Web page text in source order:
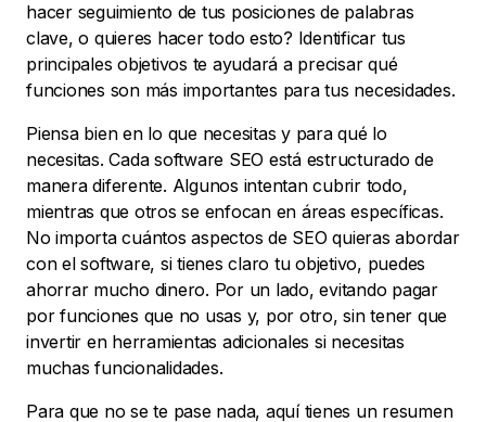
hacer seguimiento de tus posiciones de palabras
clave, o quieres hacer todo esto? Identificar tus
principales objetivos te ayudará a precisar qué
funciones son más importantes para tus necesidades.
Piensa bien en lo que necesitas y para qué lo
necesitas. Cada software SEO está estructurado de
manera diferente. Algunos intentan cubrir todo,
mientras que otros se enfocan en áreas específicas.
No importa cuántos aspectos de SEO quieras abordar
con el software, si tienes claro tu objetivo, puedes
ahorrar mucho dinero. Por un lado, evitando pagar
por funciones que no usas y, por otro, sin tener que
invertir en herramientas adicionales si necesitas
muchas funcionalidades.
Para que no se te pase nada, aquí tienes un resumen